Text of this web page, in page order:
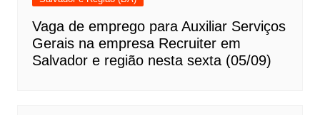
Vaga de emprego para Auxiliar Serviços
Gerais na empresa Recruiter em
Salvador e região nesta sexta (05/09)